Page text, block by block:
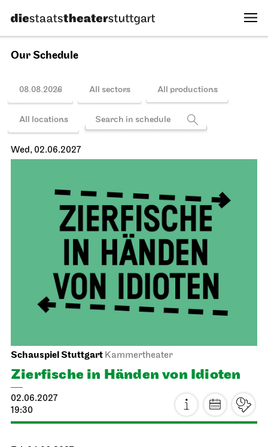
Schedule
Mon, 31.05.2027
Staatsoper StuttgartOpernhaus
Turandot
19:00 - 21:30